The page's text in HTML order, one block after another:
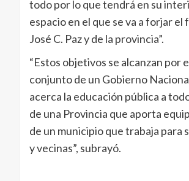
todo por lo que tendrá en su
espacio en el que se va a forjar el
José C. Paz y de la provincia”.
“Estos objetivos se alcanzan por
conjunto de un Gobierno
acerca la educación pública a
de una Provincia que aporta
de un municipio que trabaja para
y vecinas”, subrayó.